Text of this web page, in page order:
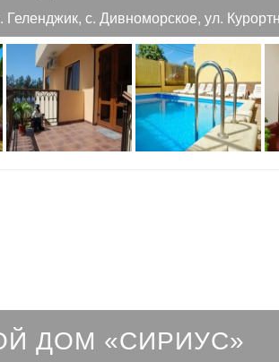
Геленджик, с. Дивноморское, ул.
ДОМ «СИРИУС»